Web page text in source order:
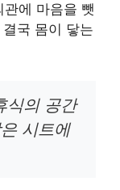
에 마음을 뺏
국 몸이 닿는
식의 공간
시트에